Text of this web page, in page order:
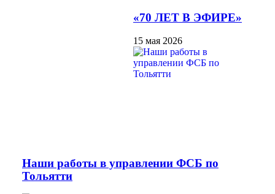
«70 ЛЕТ В ЭФИРЕ»
15 мая 2026
Наши работы в управлении ФСБ по
Тольятти